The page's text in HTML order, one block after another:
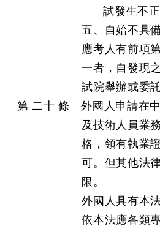
試發生不
五、自始不具
應考人有前項
一者，自發現
試院舉辦或委
第 二十 條 外國人申請在
及技術人員業
格，領有執業
可。但其他法
限。
外國人具有本
依本法應各類